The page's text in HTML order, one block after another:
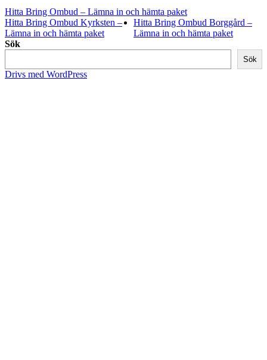
Hitta Bring Ombud – Lämna in och hämta paket
Hitta Bring Ombud Kyrksten –
Lämna in och hämta paket
Hitta Bring Ombud Borggård –
Lämna in och hämta paket
Sök
Sök
Drivs med WordPress